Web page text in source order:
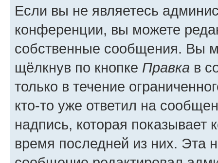
Если вы не являетесь
конференции, вы можете
собственные сообщения. Вы
щёлкнув по кнопке Правка в
только в течение
кто-то уже ответил на
надпись, которая показывает
время последней из них. Эта